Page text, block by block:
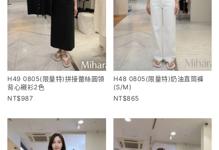
H49 0805(限量特)拼接蕾絲圓領
背心襯衫2色
987
H48 0805(限量特)奶油直筒褲
(S/M)
865